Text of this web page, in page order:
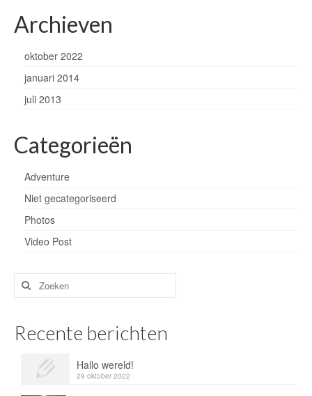
Free Version
Premium Version
Archieven
oktober 2022
januari 2014
juli 2013
Categorieën
Adventure
Niet gecategoriseerd
Photos
Video Post
Zoeken
naar:
Recente berichten
Hallo wereld!
29 oktober 2022